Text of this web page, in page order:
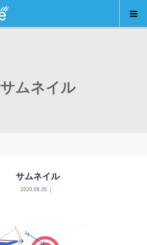
サムネイル
サムネイル
2020.08.20